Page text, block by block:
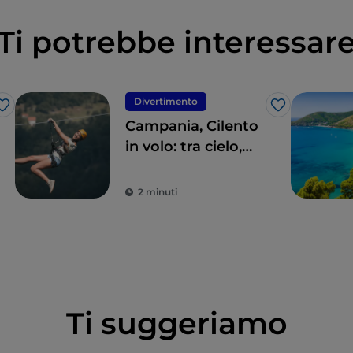
potrebbe
Like
Divertimento
Like
Campania, Cilento
in volo: tra cielo,
2 minuti
Ti suggeriamo